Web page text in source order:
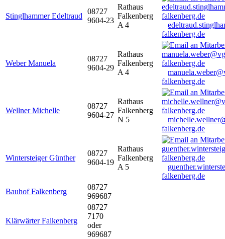
Stinglhammer Edeltraud
08727
9604-23
Rathaus
Falkenberg
A 4
falkenberg.de
Weber Manuela
08727
9604-29
Rathaus
Falkenberg
A 4
falkenberg.de
Wellner Michelle
08727
9604-27
Rathaus
Falkenberg
N 5
falkenberg.de
Wintersteiger Günther
08727
9604-19
Rathaus
Falkenberg
A 5
falkenberg.de
Bauhof Falkenberg
08727
969687
Klärwärter Falkenberg
08727
7170
oder
969687